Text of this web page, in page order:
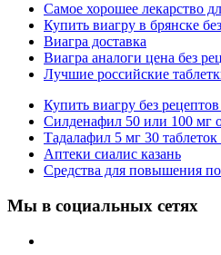
Самое хорошее лекарство
Купить виагру в брянске
Виагра доставка
Виагра аналоги цена без
Лучшие российские
Купить виагру без
Силденафил 50 или 100 мг
Тадалафил 5 мг 30
Аптеки сиалис казань
Средства для повышения
Мы в социальных сетях